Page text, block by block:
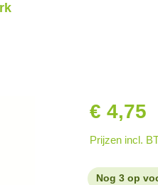
€ 4,75
Prijzen incl.
Nog 3 op